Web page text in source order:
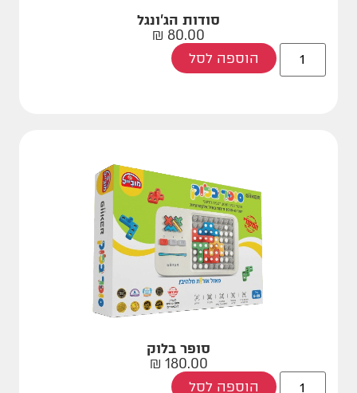
סודות הג'ונגל
80.00
₪
הוספה לסל
סופר בלוק
180.00
₪
הוספה לסל